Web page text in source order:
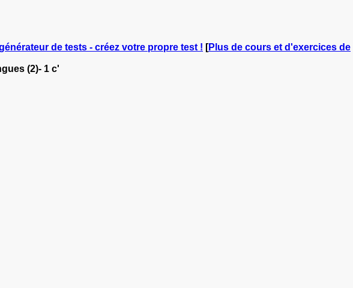
de tests - créez votre propre test ! [Plus de cours et d'exercices de
(2)- 1 c'